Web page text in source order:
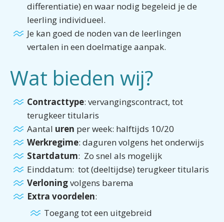
differentiatie) en waar nodig begeleid je de
leerling individueel.
Je kan goed de noden van de leerlingen
vertalen in een doelmatige aanpak.
Wat bieden wij?
Contracttype: vervangingscontract, tot
terugkeer titularis
Aantal uren per week: halftijds 10/20
Werkregime: daguren volgens het onderwijs
Startdatum: Zo snel als mogelijk
Einddatum: tot (deeltijdse) terugkeer titularis
Verloningvolgens barema
Extra voordelen:
Toegang tot een uitgebreid